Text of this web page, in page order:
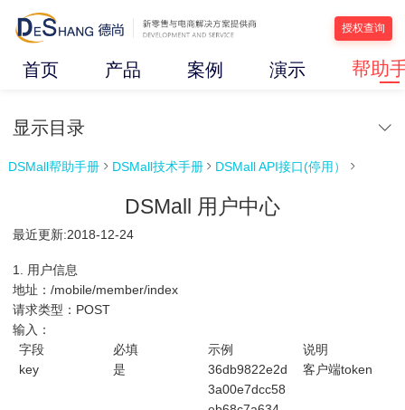
授权查询
首页 产品 案例 演示 帮助
显示目录
DSMall帮助手册  DSMall技术手册  DSMall API接口(停用） 
DSMall 用户中心
最近更新:2018-12-24
1. 用户信息
地址：/mobile/member/index
请求类型：POST
输入：
字段
必填 示例
说明
key
是
36db9822e2d
3a00e7dcc58
客户端token